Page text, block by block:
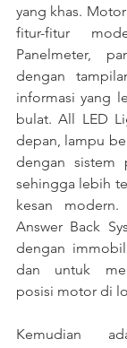
yang khas.
fitur-fitur
Panelmeter​,
dengan
informasi yang
bulat. All LED
depan, lampu
dengan sistem
sehingga lebih
kesan
Answer Back
dengan
dan untuk
posisi motor di
Kemudian